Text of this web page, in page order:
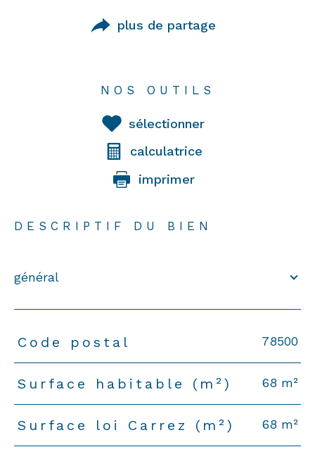
plus de partage
NOS OUTILS
sélectionner
calculatrice
imprimer
DESCRIPTIF DU BIEN
général
TRAD_PAMPERO_Caracteristique Valeurs
Code postal 78500
Surface habitable (m²) 68 m²
Surface loi Carrez (m²) 68 m²